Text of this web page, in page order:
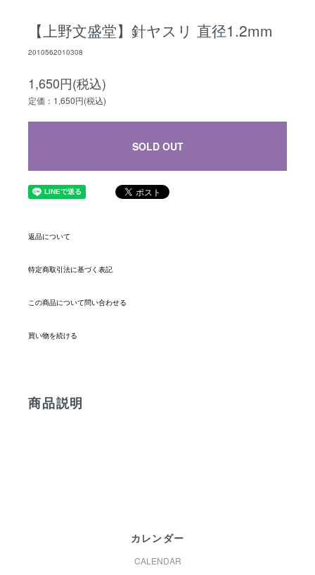
【上野文盛堂】針ヤスリ 直径1.2mm
2010562010308
1,650円(税込)
定価：1,650円(税込)
SOLD OUT
返品について
特定商取引法に基づく表記
この商品について問い合わせる
買い物を続ける
商品説明
カレンダー
CALENDAR